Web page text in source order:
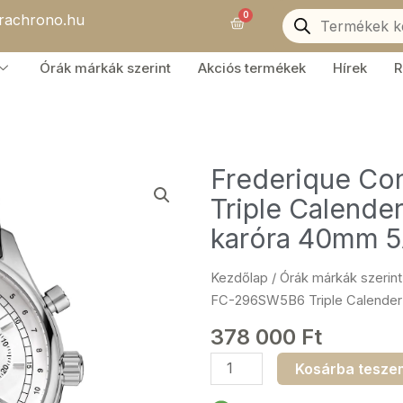
0Kosár
Products
search
Órák márkák szerint Akciós termékek Hírek
Frederique
Triple
karóra 40mm
Kezdőlap / Órák márkák szerint
FC-296SW5B6 Triple
378 000 Ft
Frederique
Constant
Kosárba